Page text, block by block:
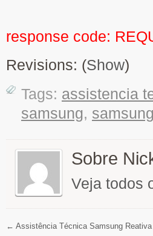
response code:
Revisions: (Show)
Tags: assistencia
samsung, samsung
Sobre
Veja todos
← Assistência Técnica Samsung